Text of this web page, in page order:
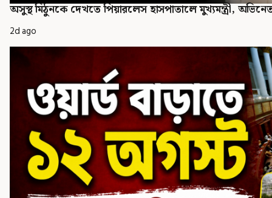
অসুস্থ মিঠুনকে দেখতে পিয়ারলেস হাসপাতালে মুখ্যমন্ত্রী,
2d ago